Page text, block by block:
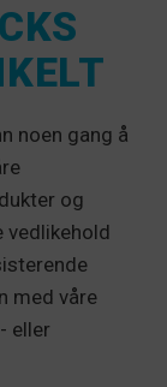
noen gang å
og
vedlikehold
med våre
eller